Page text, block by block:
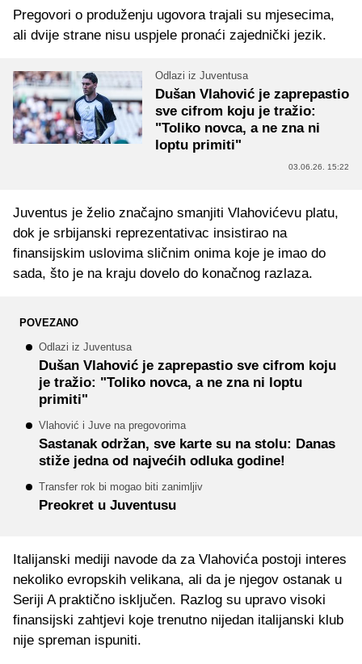
Pregovori o produženju ugovora trajali su mjesecima,
ali dvije strane nisu uspjele pronaći zajednički jezik.
Odlazi iz Juventusa
Dušan Vlahović je zaprepastio
sve cifrom koju je tražio:
"Toliko novca, a ne zna ni
loptu primiti"
03.06.26. 15:22
Juventus je želio značajno smanjiti Vlahovićevu platu,
dok je srbijanski reprezentativac insistirao na
finansijskim uslovima sličnim onima koje je imao do
sada, što je na kraju dovelo do konačnog razlaza.
POVEZANO
Odlazi iz Juventusa
Dušan Vlahović je zaprepastio sve cifrom koju
je tražio: "Toliko novca, a ne zna ni loptu
primiti"
Vlahović i Juve na pregovorima
Sastanak održan, sve karte su na stolu: Danas
stiže jedna od najvećih odluka godine!
Transfer rok bi mogao biti zanimljiv
Preokret u Juventusu
Italijanski mediji navode da za Vlahovića postoji interes
nekoliko evropskih velikana, ali da je njegov ostanak u
Seriji A praktično isključen. Razlog su upravo visoki
finansijski zahtjevi koje trenutno nijedan italijanski klub
nije spreman ispuniti.